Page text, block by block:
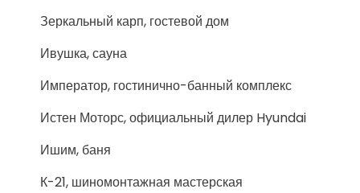
Зеркальный карп, гостевой дом
Ивушка, сауна
Император, гостинично-банный комплекс
Истен Моторс, официальный дилер Hyundai
Ишим, баня
К-21, шиномонтажная мастерская